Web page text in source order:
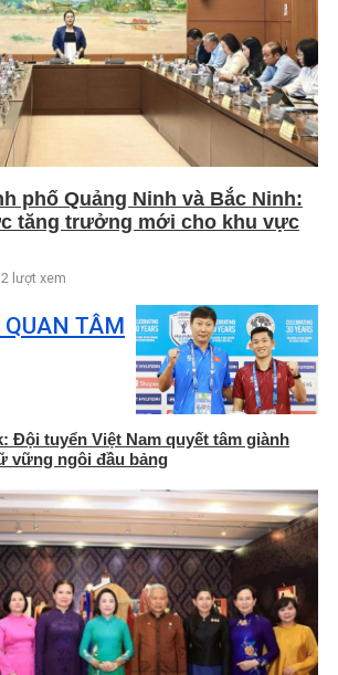
phố Quảng Ninh và Bắc Ninh:
tăng trưởng mới cho khu vực
lượt xem
TÂM
Đội tuyển Việt Nam quyết tâm giành
vững ngôi đầu bảng